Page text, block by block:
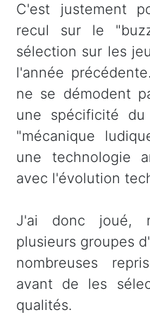
C'est justement
recul sur le
sélection sur les
l'année
ne se démodent
une spécificité
"mécanique
une technologie
avec l'évolution
J'ai donc joué,
plusieurs groupes
nombreuses
avant de les
qualités.